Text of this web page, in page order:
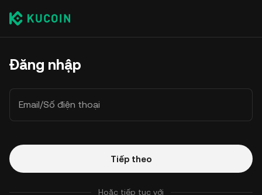
Đăng nhập
Email/Số điện thoại
Tiếp theo
Hoặc tiếp tục với